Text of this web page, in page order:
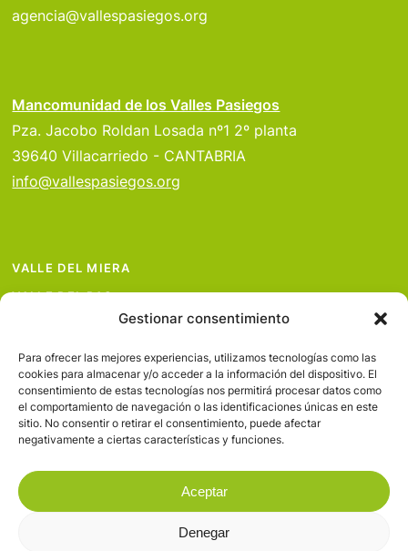
Gestionar consentimiento
Para ofrecer las mejores experiencias, utilizamos tecnologías como las
cookies para almacenar y/o acceder a la información del dispositivo. El
consentimiento de estas tecnologías nos permitirá procesar datos como
el comportamiento de navegación o las identificaciones únicas en este
sitio. No consentir o retirar el consentimiento, puede afectar
negativamente a ciertas características y funciones.
Aceptar
Denegar
agencia@vallespasiegos.org
Mancomunidad de los Valles Pasiegos
Pza. Jacobo Roldan Losada nº1 2º planta
39640 Villacarriedo - CANTABRIA
info@vallespasiegos.org
VALLE DEL MIERA
VALLE DEL PAS
VALLE DEL PISUEÑA
PROYECTOS
SERVICIOS
AVISO LEGAL